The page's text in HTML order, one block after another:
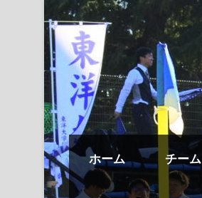
ホーム チーム